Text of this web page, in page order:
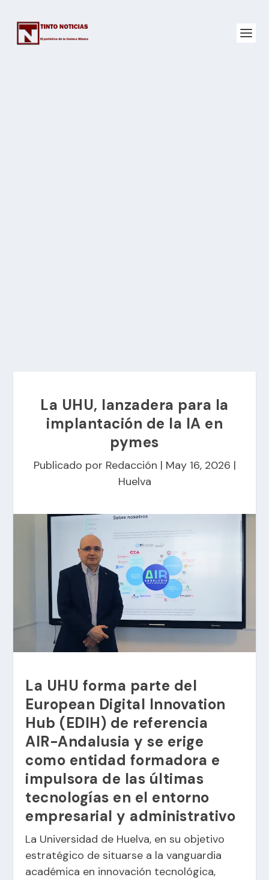
La UHU, lanzadera para la
implantación de la IA en
pymes
Publicado por Redacción | May 16, 2026 |
Huelva
La UHU forma parte del
European Digital Innovation
Hub (EDIH) de referencia
AIR-Andalusia y se erige
como entidad formadora e
impulsora de las últimas
tecnologías en el entorno
empresarial y administrativo
La Universidad de Huelva, en su objetivo
estratégico de situarse a la vanguardia
académica en innovación tecnológica,